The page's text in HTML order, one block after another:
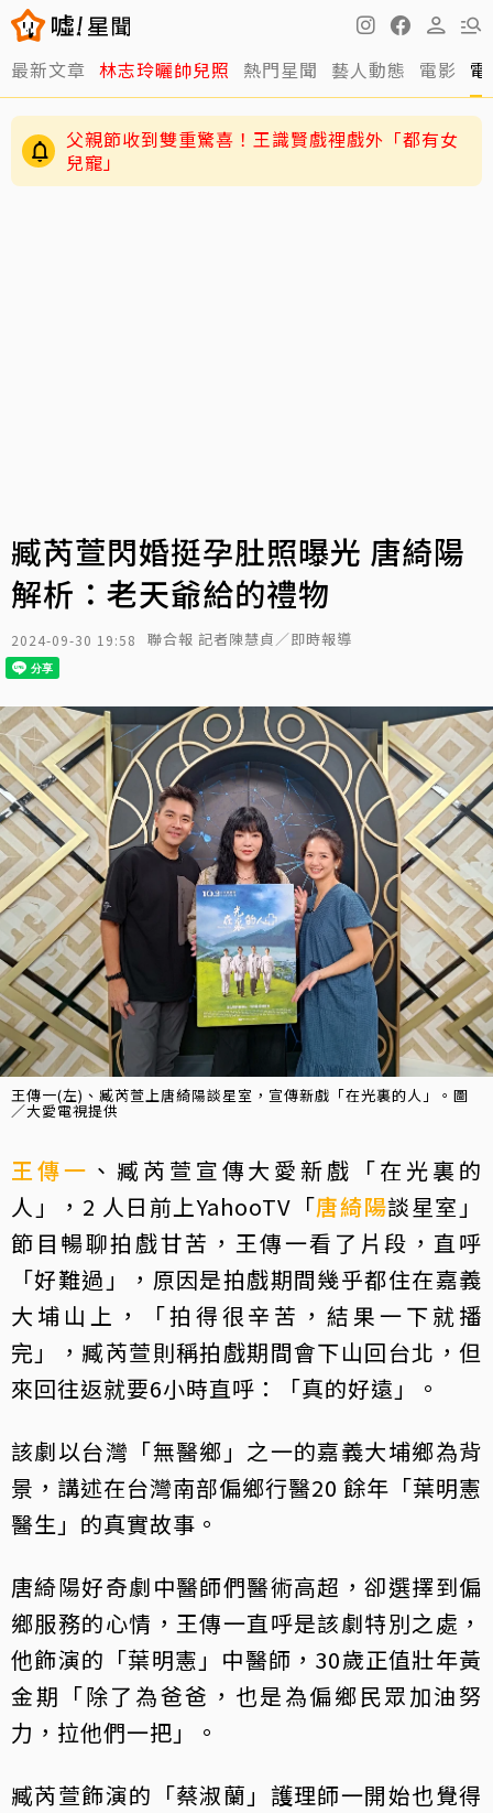
最新文章 林志玲曬帥兒照 熱門星聞 藝人動態 電影
父親節收到雙重驚喜！王識賢戲裡戲外「都有女
兒寵」
臧芮萱閃婚挺孕肚照曝光 唐綺陽
解析：老天爺給的禮物
2024-09-30 19:58 聯合報 記者陳慧貞／即時報導
王傳一(左)、臧芮萱上唐綺陽談星室，宣傳新戲「在光裏的人」。圖
／大愛電視提供
王傳一 、臧芮萱宣傳大愛新戲「在光裏的
人」，2 人日前上YahooTV「唐綺陽談星室」
節目暢聊拍戲甘苦，王傳一看了片段，直呼
「好難過」，原因是拍戲期間幾乎都住在嘉義
大埔山上，「拍得很辛苦，結果一下就播
完」，臧芮萱則稱拍戲期間會下山回台北，但
來回往返就要6小時直呼：「真的好遠」。
該劇以台灣「無醫鄉」之一的嘉義大埔鄉為背
景，講述在台灣南部偏鄉行醫20 餘年「葉明憲
醫生」的真實故事。
唐綺陽好奇劇中醫師們醫術高超，卻選擇到偏
鄉服務的心情，王傳一直呼是該劇特別之處，
他飾演的「葉明憲」中醫師，30歲正值壯年黃
金期「除了為爸爸，也是為偏鄉民眾加油努
力，拉他們一把」。
臧芮萱飾演的「蔡淑蘭」護理師一開始也覺得